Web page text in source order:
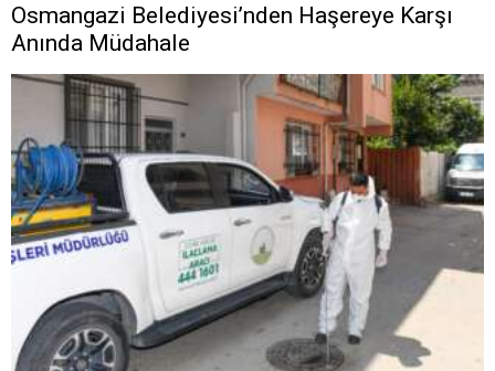
Osmangazi Belediyesi’nden Haşereye Karşı
Anında Müdahale